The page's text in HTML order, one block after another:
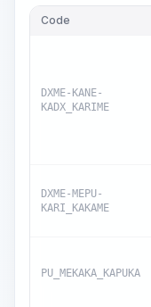
Code
DXME-KANE-
KADX_KARIME
DXME-MEPU-
KARI_KAKAME
PU_MEKAKA_KAPUKA